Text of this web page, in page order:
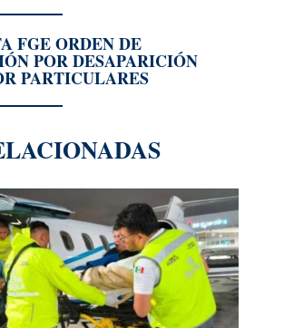
FGE ORDEN DE
POR DESAPARICIÓN
PARTICULARES